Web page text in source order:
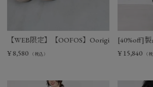
【WEB限定】【OOFOS】Ooriginal リカバリ
¥ 8,580 （税込）
[40%off]
¥ 15,840 （